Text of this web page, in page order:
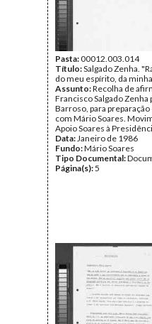
Pasta:00012.003.014
Título:Salgado Zenha.
do meu espírito, da
Assunto:Recolha de
Francisco Salgado
Barroso, para preparação
com Mário Soares.
Apoio Soares à
Data:Janeiro de 1986
Fundo:Mário Soares
Tipo Documental:
Página(s):5